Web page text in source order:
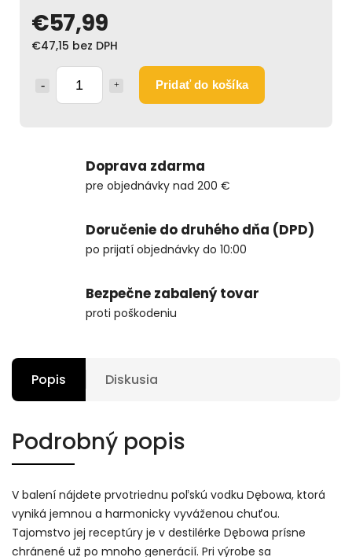
€57,99
€47,15 bez DPH
Pridať do košíka
Doprava zdarma
pre objednávky nad 200 €
Doručenie do druhého dňa (DPD)
po prijatí objednávky do 10:00
Bezpečne zabalený tovar
proti poškodeniu
Popis Diskusia
Podrobný popis
V balení nájdete prvotriednu poľskú vodku Dębowa, ktorá
vyniká jemnou a harmonicky vyváženou chuťou.
Tajomstvo jej receptúry je v destilérke Dębowa prísne
chránené už po mnoho generácií. Pri výrobe sa